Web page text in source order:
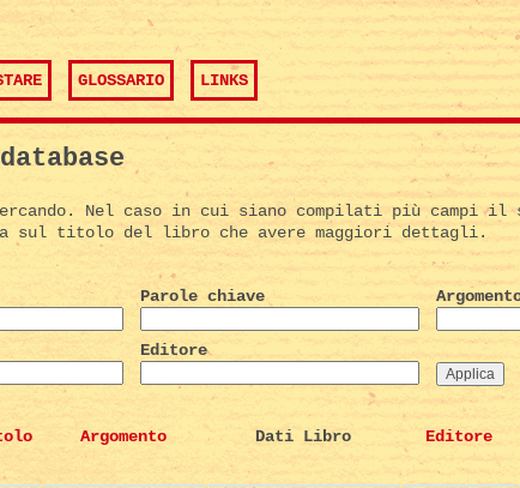
GLOSSARIO LINKS
Nel caso in cui siano compilati più campi
titolo del libro che avere maggiori dettagli.
Parole chiave
Editore
Argomento Dati Libro Editore